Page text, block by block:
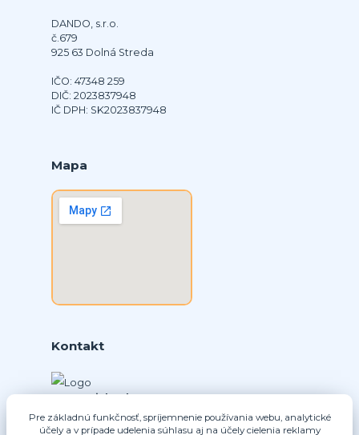
DANDO, s.r.o.
č.679
925 63 Dolná Streda
IČO: 47348 259
DIČ: 2023837948
IČ DPH: SK2023837948
Mapa
Kontakt
+421 902331936
(Po-Pia, 8-16 hod.)
Pre základnú funkčnosť, spríjemnenie používania webu, analytické
účely a v prípade udelenia súhlasu aj na účely cielenia reklamy